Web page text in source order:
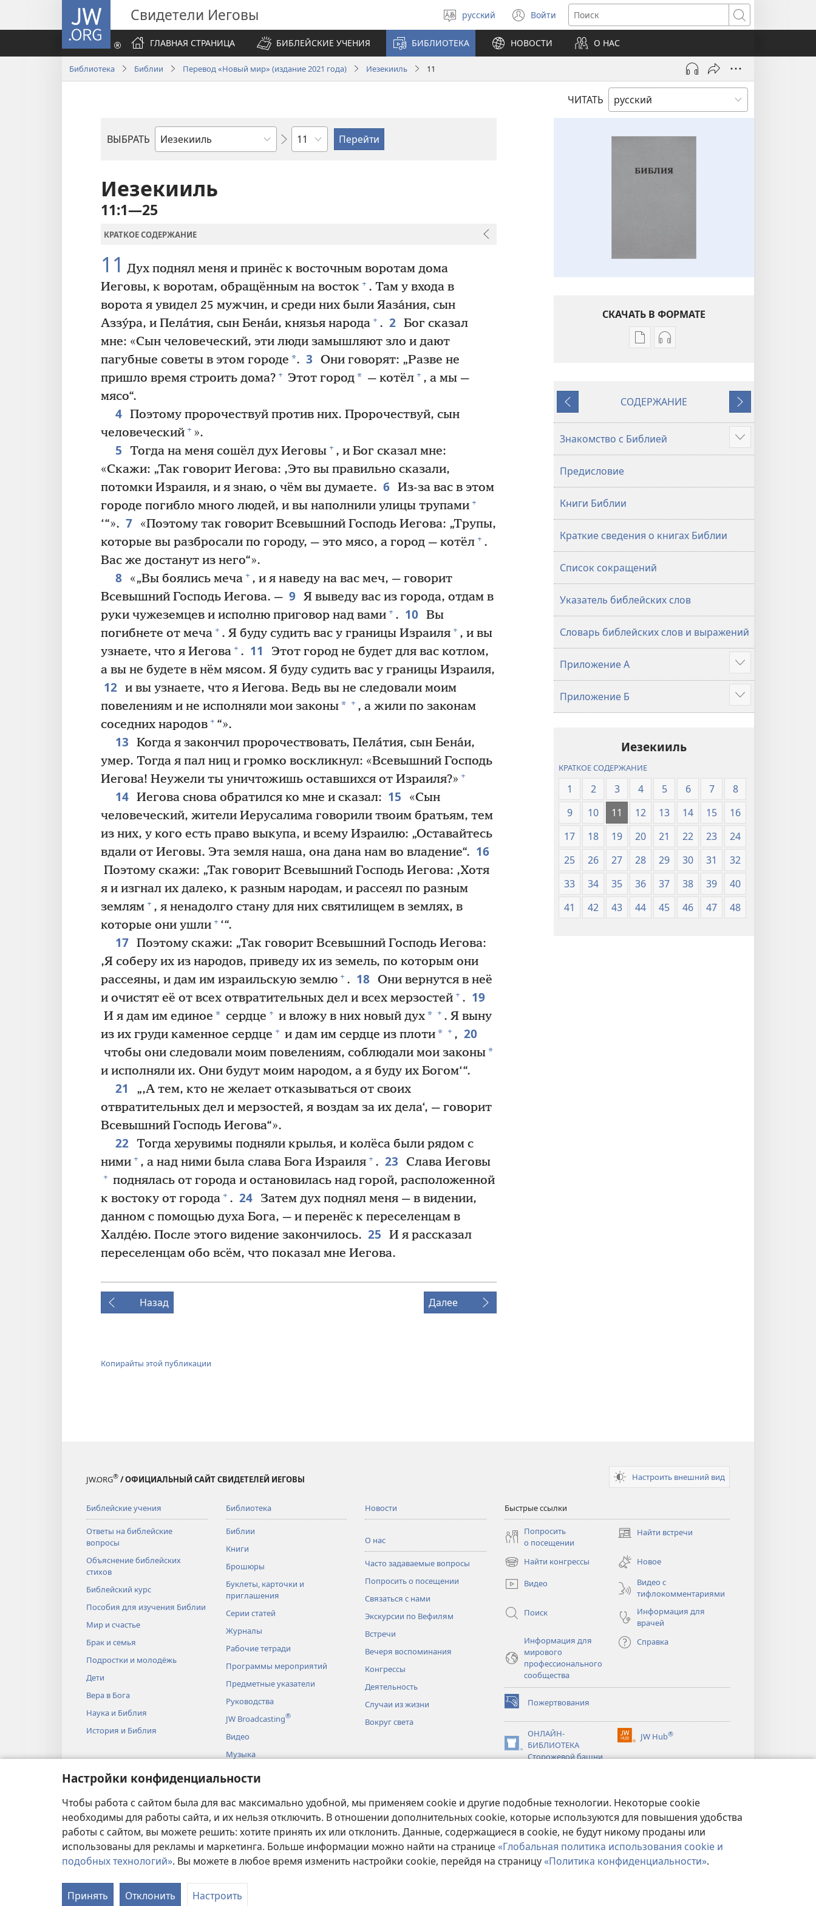
Настройки конфиденциальности
Чтобы работа с сайтом была для вас максимально удобной, мы применяем cookie и другие подобные технологии. Некоторые cookie
необходимы для работы сайта, и их нельзя отключить. В отношении дополнительных cookie, которые используются для повышения удобства
работы с сайтом, вы можете решить: хотите принять их или отклонить. Данные, содержащиеся в cookie, не будут никому проданы или
использованы для рекламы и маркетинга. Больше информации можно найти на странице «Глобальная политика использования cookie и
подобных технологий». Вы можете в любое время изменить настройки cookie, перейдя на страницу«Политика конфиденциальности».
Принять Отклонить Настроить
JW.ORG Свидетели Иеговы
Выберите
язык
русский Войти
(открывается
в
новом
окне)
Поиск
ГЛАВНАЯ СТРАНИЦА
БИБЛЕЙСКИЕ УЧЕНИЯ БИБЛИОТЕКА НОВОСТИ О НАС
Библиотека Библии Перевод «Новый мир» (издание 2021 года) Иезекииль 11
ЧИТАТЬ
ВЫБРАТЬ
по
по
главам
Иезекииль
11:1—25
КРАТКОЕ СОДЕРЖАНИЕ
11 Дух поднял меня и принёс к восточным воротам дома
Иеговы, к воротам, обращённым на восток + . Там у входа в
ворота я увидел 25 мужчин, и среди них были Яаза́ния, сын
Аззу́ра, и Пела́тия, сын Бена́и, князья народа + . 2 Бог сказал
мне: «Сын человеческий, эти люди замышляют зло и дают
пагубные советы в этом городе *. 3
Они говорят: „Разве не
пришло время строить дома? + Этот город* — котёл + , а мы —
мясо“.
4 Поэтому пророчествуй против них. Пророчествуй, сын
человеческий + ».
5 Тогда на меня сошёл дух Иеговы + , и Бог сказал мне:
«Скажи: „Так говорит Иегова: ‚Это вы правильно сказали,
потомки Израиля, и я знаю, о чём вы думаете. 6 Из-за вас в этом
городе погибло много людей, и вы наполнили улицы трупами +
‘“». 7
«Поэтому так говорит Всевышний Господь Иегова: „Трупы,
которые вы разбросали по городу, — это мясо, а город — котёл + .
Вас же достанут из него“».
8 «„Вы боялись меча + , и я наведу на вас меч, — говорит
Всевышний Господь Иегова. — 9 Я выведу вас из города, отдам в
руки чужеземцев и исполню приговор над вами + . 10 Вы
погибнете от меча + . Я буду судить вас у границы Израиля + , и вы
узнаете, что я Иегова + . 11
Этот город не будет для вас котлом,
а вы не будете в нём мясом. Я буду судить вас у границы Израиля,
12 и вы узнаете, что я Иегова. Ведь вы не следовали моим
повелениям и не исполняли мои законы* + , а жили по законам
соседних народов + “».
13
Когда я закончил пророчествовать, Пела́тия, сын Бена́и,
умер. Тогда я пал ниц и громко воскликнул: «Всевышний Господь
Иегова! Неужели ты уничтожишь оставшихся от Израиля?» +
14 Иегова снова обратился ко мне и сказал: 15
«Сын
человеческий, жители Иерусалима говорили твоим братьям, тем
из них, у кого есть право выкупа, и всему Израилю: „Оставайтесь
вдали от Иеговы. Эта земля наша, она дана нам во владение“. 16
Поэтому скажи: „Так говорит Всевышний Господь Иегова: ‚Хотя
я и изгнал их далеко, к разным народам, и рассеял по разным
землям + , я ненадолго стану для них святилищем в землях, в
которые они ушли + ‘“.
17 Поэтому скажи: „Так говорит Всевышний Господь Иегова:
‚Я соберу их из народов, приведу их из земель, по которым они
рассеяны, и дам им израильскую землю + . 18 Они вернутся в неё
и очистят её от всех отвратительных дел и всех мерзостей + . 19
И я дам им единое * сердце + и вложу в них новый дух* + . Я выну
из их груди каменное сердце + и дам им сердце из плоти* + , 20
чтобы они следовали моим повелениям, соблюдали мои законы*
и исполняли их. Они будут моим народом, а я буду их Богом‘“.
21
„‚А тем, кто не желает отказываться от своих
отвратительных дел и мерзостей, я воздам за их дела‘, — говорит
Всевышний Господь Иегова“».
22 Тогда херувимы подняли крылья, и колёса были рядом с
ними + , а над ними была слава Бога Израиля + . 23 Слава Иеговы
+ поднялась от города и остановилась над горой, расположенной
к востоку от города + . 24 Затем дух поднял меня — в видении,
данном с помощью духа Бога, — и перенёс к переселенцам в
Халде́ю. После этого видение закончилось. 25
И я рассказал
переселенцам обо всём, что показал мне Иегова.
Назад Далее
Копирайты этой публикации
СКАЧАТЬ В ФОРМАТЕ
Варианты
Перевод
мир»
(издание
Варианты
Перевод
мир»
(издание
Назад
СОДЕРЖАНИЕ
Далее
Знакомство с Библией Подробнее
Предисловие
Книги Библии
Краткие сведения о книгах Библии
Список сокращений
Указатель библейских слов
Словарь библейских слов и выражений
Приложение А Подробнее
Приложение Б Подробнее
Иезекииль
КРАТКОЕ СОДЕРЖАНИЕ
1 2 3 4 5 6 7
8
9
10 11 12 13 14 15
16
17
18 19 20 21 22 23
24
25
26 27 28 29 30 31
32
33
34 35 36 37 38 39
40
41
42 43 44 45 46 47 48
JW.ORG® / ОФИЦИАЛЬНЫЙ САЙТ СВИДЕТЕЛЕЙ ИЕГОВЫ Настроить внешний вид
Библейские учения
Ответы на библейские
вопросы
Объяснение библейских
стихов
Библейский курс
Пособия для изучения Библии
Мир и счастье
Брак и семья
Подростки и молодёжь
Дети
Вера в Бога
Наука и Библия
История и Библия
Библиотека
Библии
Книги
Брошюры
Буклеты, карточки и
приглашения
Серии статей
Журналы
Рабочие тетради
Программы мероприятий
Предметные указатели
Руководства
JW Broadcasting®
Видео
Музыка
Библии
Новости
О нас
Часто задаваемые вопросы
Попросить о посещении
Связаться с нами
Экскурсии по Вефилям
Встречи
Вечеря воспоминания
Конгрессы
Деятельность
Случаи из жизни
Вокруг света
Быстрые ссылки
Попросить
о посещении
Найти встречи
(открывается
новом
окне)
Найти конгрессы
(открывается
в
новом
Новое
Видео
Видео с
тифлокомментариями
Поиск
Информация для
врачей
Информация для
мирового
профессионального
сообщества
Справка
Пожертвования
(открывается
в
новом
окне)
ОНЛАЙН-
БИБЛИОТЕКА
Сторожевой башни
(открывается
в
JW Hub®
(открывается
Copyright© 2026 Watch Tower Bible and Tract Society of Pennsylvania.
УСЛОВИЯ ИСПОЛЬЗОВАНИЯ |ПОЛИТИКА КОНФИДЕНЦИАЛЬНОСТИ|НАСТРОЙКИ КОНФИДЕНЦИАЛЬНОСТИ